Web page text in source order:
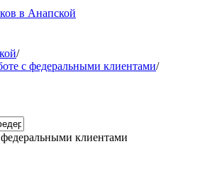
в Анапской
/
с федеральными клиентами/
клиентами